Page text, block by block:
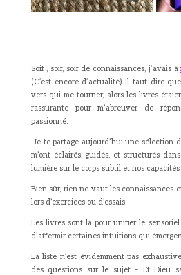
Soif , soif, soif de connaissances, j’avais à
(C’est encore d’actualité) Il faut dire
vers qui me tourner, alors les livres
rassurante pour m’abreuver de
passionné.
Je te partage aujourd’hui une sélection
m’ont éclairés, guidés, et structurés
lumière sur le corps subtil et nos
Bien sûr, rien ne vaut les connaissances
lors d’exercices ou d’essais.
Les livres sont là pour unifier le
d’affermir certaines intuitions qui
La liste n’est évidemment pas
des questions sur le sujet – Et Dieu